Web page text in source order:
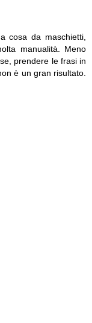
cosa da maschietti,
manualità. Meno
prendere le frasi in
è un gran risultato.